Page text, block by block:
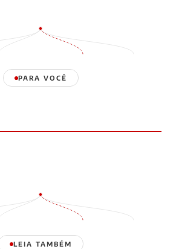
PARA VOCÊ
LEIA TAMBÉM